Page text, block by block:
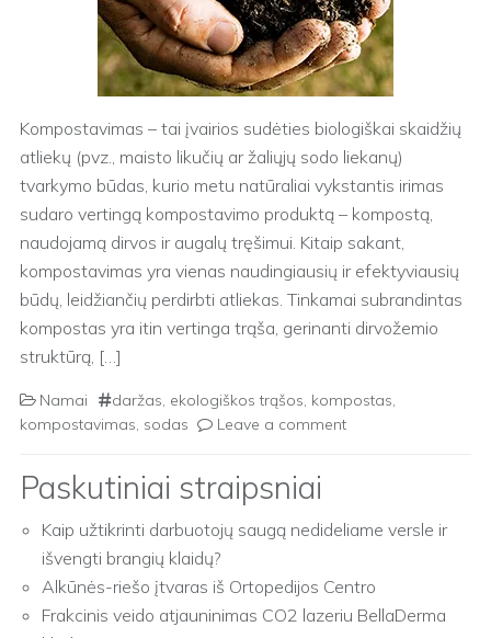
Kompostavimas – tai įvairios sudėties biologiškai skaidžių
atliekų (pvz., maisto likučių ar žaliųjų sodo liekanų)
tvarkymo būdas, kurio metu natūraliai vykstantis irimas
sudaro vertingą kompostavimo produktą – kompostą,
naudojamą dirvos ir augalų tręšimui. Kitaip sakant,
kompostavimas yra vienas naudingiausių ir efektyviausių
būdų, leidžiančių perdirbti atliekas. Tinkamai subrandintas
kompostas yra itin vertinga trąša, gerinanti dirvožemio
struktūrą, […]
Namai daržas, ekologiškos trąšos, kompostas,
kompostavimas, sodas Leave a comment
Paskutiniai straipsniai
Kaip užtikrinti darbuotojų saugą nedideliame versle ir
išvengti brangių klaidų?
Alkūnės-riešo įtvaras iš Ortopedijos Centro
Frakcinis veido atjauninimas CO2 lazeriu BellaDerma